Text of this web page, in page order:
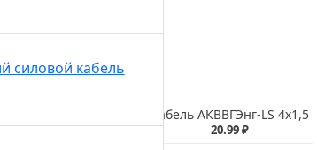
42.28 ₽
Кабель АКВВГЭнг-LS 4х1,5
20.99 ₽
силовой кабель